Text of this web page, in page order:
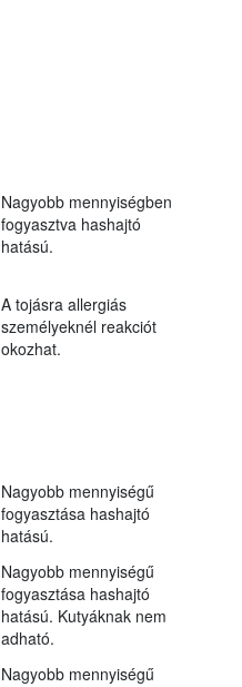
Nagyobb mennyiségben
fogyasztva hashajtó
hatású.
A tojásra allergiás
személyeknél reakciót
okozhat.
Nagyobb mennyiségű
fogyasztása hashajtó
hatású.
Nagyobb mennyiségű
fogyasztása hashajtó
hatású. Kutyáknak nem
adható.
Nagyobb mennyiségű